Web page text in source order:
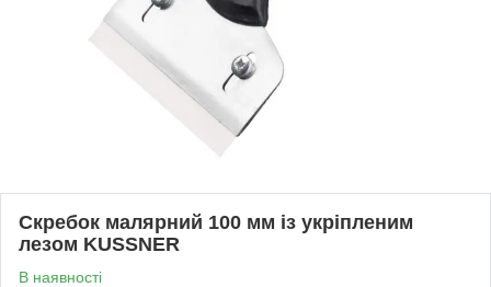
Скребок малярний 100 мм із укріпленим
лезом KUSSNER
В наявності